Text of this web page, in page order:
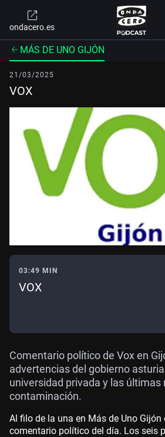
ondacero.es
MÁS DE UNO GIJÓN
21/03/2025
VOX
03:49 MIN
VOX
Comentario político de Vox en
advertencias del gobierno
universidad privada y las últimas
contaminación.
Al filo de la una en Más de Uno Gijón
comentario político del día. Los seis